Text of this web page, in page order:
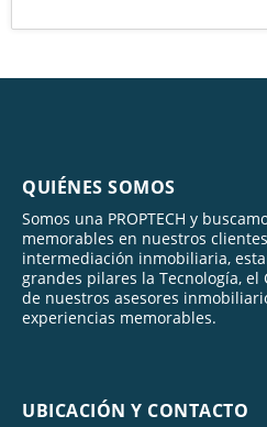
QUIÉNES SOMOS
Somos una PROPTECH y
memorables en nuestros
intermediación inmobiliaria,
grandes pilares la Tecnología,
de nuestros asesores
experiencias memorables.
UBICACIÓN Y CONTACTO